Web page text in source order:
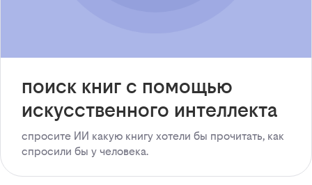
поиск книг с помощью
искусственного интеллекта
спросите ИИ какую книгу хотели бы прочитать, как
спросили бы у человека.